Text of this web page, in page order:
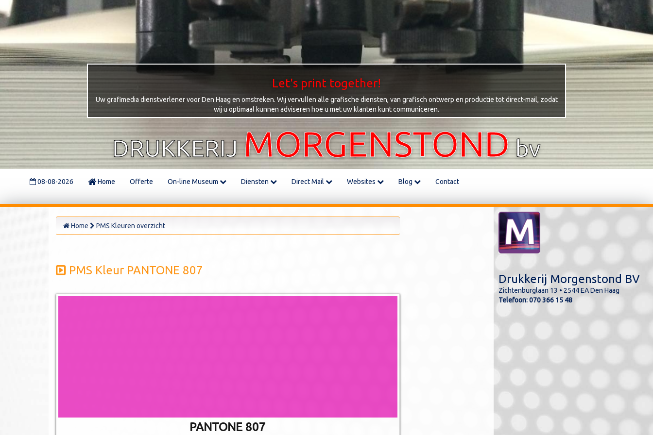
Let's print together!
Uw grafimedia dienstverlener voor Den Haag en omstreken. Wij vervullen alle grafische diensten, van grafisch ontwerp en productie tot direct-mail, zodat
wij u optimaal kunnen adviseren hoe u met uw klanten kunt communiceren.
DRUKKERIJMORGENSTONDbv
08-08-2026 Home Offerte On-line Museum Diensten Direct Mail Websites Blog Contact
Home PMS Kleuren overzicht
PMS Kleur PANTONE 807
PANTONE 807
Drukkerij Morgenstond BV
Zichtenburglaan 13 • 2544 EA Den Haag
Telefoon:070 366 15 48